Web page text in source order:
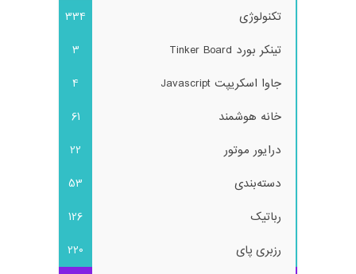
تکنولوژی
334
تینکر بورد Tinker Board
3
جاوا اسکریپت Javascript
4
خانه هوشمند
61
درایور موتور
22
دسته‌بندی
53
رباتیک
126
رزبری پای
220